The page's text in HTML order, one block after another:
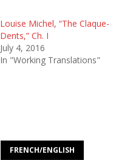
Louise Michel, “The Claque-
Dents,” Ch. I
July 4, 2016
In "Working Translations"
FRENCH/ENGLISH